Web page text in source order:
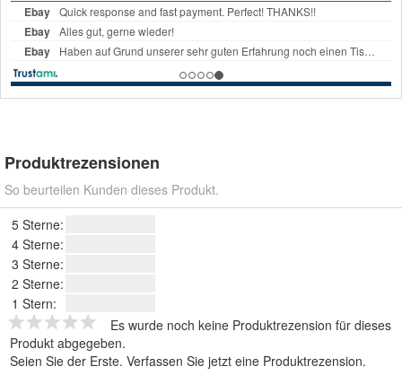
Produktrezensionen
So beurteilen Kunden dieses Produkt.
5 Sterne:
4 Sterne:
3 Sterne:
2 Sterne:
1 Stern:
Es wurde noch keine Produktrezension für dieses
Produkt abgegeben.
Seien Sie der Erste. Verfassen Sie jetzt eine Produktrezension.